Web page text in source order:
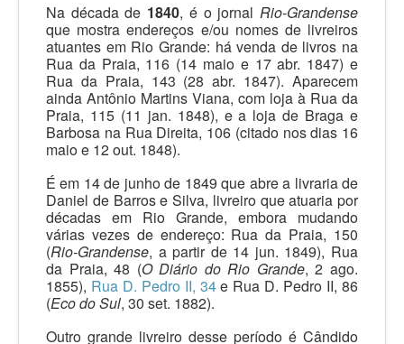
Na década de 1840, é o jornal Rio-Grandense
que mostra endereços e/ou nomes de livreiros
atuantes em Rio Grande: há venda de livros na
Rua da Praia, 116 (14 maio e 17 abr. 1847) e
Rua da Praia, 143 (28 abr. 1847). Aparecem
ainda Antônio Martins Viana, com loja à Rua da
Praia, 115 (11 jan. 1848), e a loja de Braga e
Barbosa na Rua Direita, 106 (citado nos dias 16
maio e 12 out. 1848).
É em 14 de junho de 1849 que abre a livraria de
Daniel de Barros e Silva, livreiro que atuaria por
décadas em Rio Grande, embora mudando
várias vezes de endereço: Rua da Praia, 150
(Rio-Grandense, a partir de 14 jun. 1849), Rua
da Praia, 48 (O Diário do Rio Grande, 2 ago.
1855), Rua D. Pedro II, 34e Rua D. Pedro II, 86
(Eco do Sul, 30 set. 1882).
Outro grande livreiro desse período é Cândido